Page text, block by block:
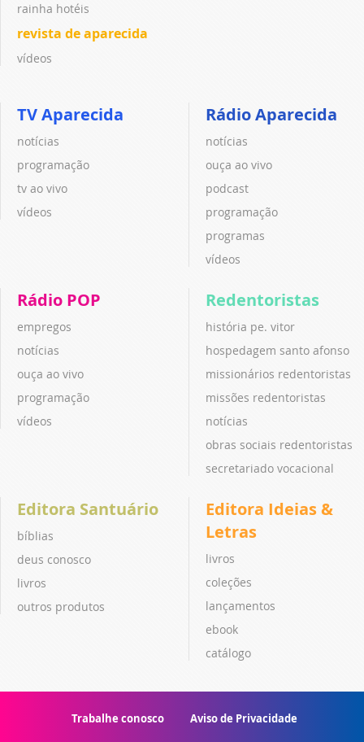
rainha hotéis
revista de aparecida
vídeos
TV Aparecida
notícias
programação
tv ao vivo
vídeos
Rádio Aparecida
notícias
ouça ao vivo
podcast
programação
programas
vídeos
Rádio POP
empregos
notícias
ouça ao vivo
programação
vídeos
Redentoristas
história pe. vitor
hospedagem santo afonso
missionários redentoristas
missões redentoristas
notícias
obras sociais redentoristas
secretariado vocacional
Editora Santuário
bíblias
deus conosco
livros
outros produtos
Editora Ideias &
Letras
livros
coleções
lançamentos
ebook
catálogo
Trabalhe conosco Aviso de Privacidade